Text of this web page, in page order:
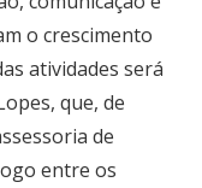
o crescimento
atividades será
que, de
de
entre os